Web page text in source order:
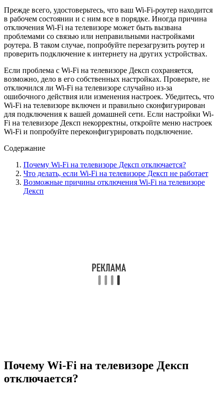
Прежде всего, удостоверьтесь, что ваш Wi-Fi-роутер находится
в рабочем состоянии и с ним все в порядке. Иногда причина
отключения Wi-Fi на телевизоре может быть вызвана
проблемами со связью или неправильными настройками
роутера. В таком случае, попробуйте перезагрузить роутер и
проверить подключение к интернету на других устройствах.
Если проблема с Wi-Fi на телевизоре Дексп сохраняется,
возможно, дело в его собственных настройках. Проверьте, не
отключился ли Wi-Fi на телевизоре случайно из-за
ошибочного действия или изменения настроек. Убедитесь, что
Wi-Fi на телевизоре включен и правильно сконфигурирован
для подключения к вашей домашней сети. Если настройки Wi-
Fi на телевизоре Дексп некорректны, откройте меню настроек
Wi-Fi и попробуйте переконфигурировать подключение.
Содержание
Почему Wi-Fi на телевизоре Дексп отключается?
Что делать, если Wi-Fi на телевизоре Дексп не работает
Возможные причины отключения Wi-Fi на телевизоре
Дексп
Почему Wi-Fi на телевизоре Дексп
отключается?